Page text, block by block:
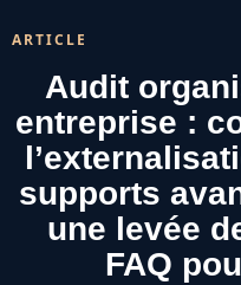
ARTICLE
Audit
entreprise :
supports
une levée
FAQ